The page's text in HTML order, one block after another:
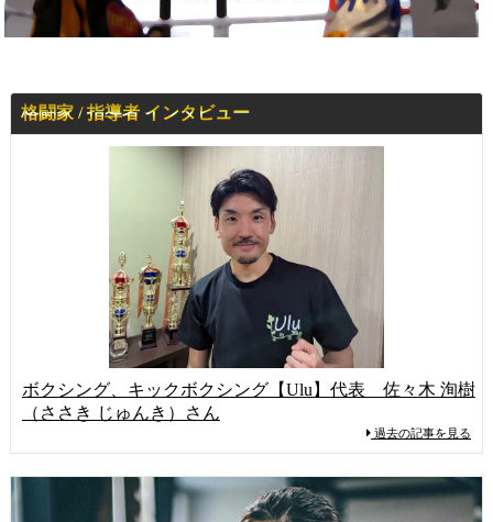
格闘家 / 指導者 インタビュー
ボクシング、キックボクシング【Ulu】代表 佐々木 洵樹
（ささき じゅんき）さん
過去の記事を見る